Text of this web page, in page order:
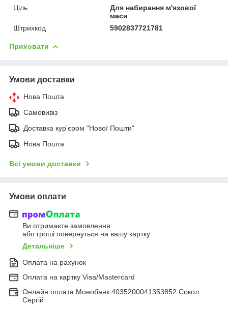
Ціль
Для набирання м'язової
маси
Штрихкод
5902837721781
Приховати
Умови доставки
Нова Пошта
Самовивіз
Доставка кур'єром "Нової Пошти"
Нова Пошта
Всі умови доставки
Умови оплати
Ви отримаєте замовлення
або гроші повернуться на вашу картку
Детальніше
Оплата на рахунок
Оплата на картку Visa/Mastercard
Онлайн оплата Монобанк 4035200041353852 Сокол
Сергій